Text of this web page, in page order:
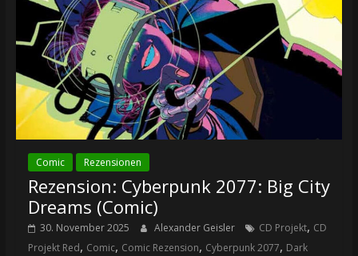
Comic Rezensionen
Rezension: Cyberpunk 2077: Big City
Dreams (Comic)
30. November 2025 Alexander Geisler CD Projekt, CD
Projekt Red, Comic, Comic Rezension, Cyberpunk 2077, Dark